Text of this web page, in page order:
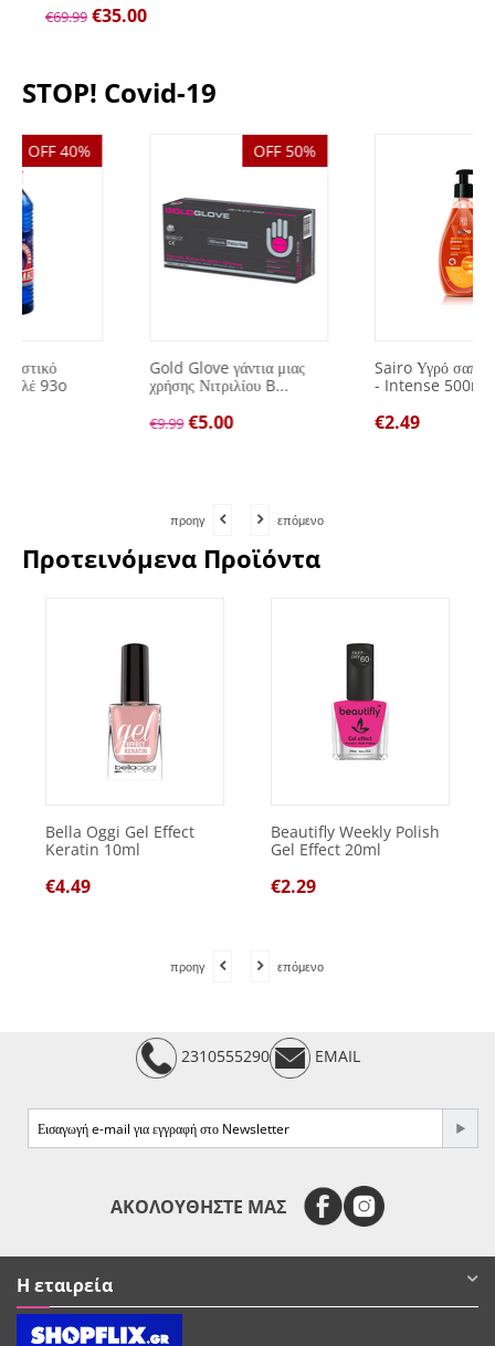
€69.99 €35.00
STOP! Covid-19
Gold Glove γάντια μιας
χρήσης Νιτριλίου B...
Sairo Υγρό σαπούνι χεριών
- Intense 500ml
προηγ επόμενο
Προτεινόμενα Προϊόντα
Bella Oggi Gel Effect
Keratin 10ml
€4.49
Beautifly Weekly Polish
Gel Effect 20ml
€2.29
προηγ επόμενο
2310555290 EMAIL
ΑΚΟΛΟΥΘΗΣΤΕ ΜΑΣ
Η εταιρεία